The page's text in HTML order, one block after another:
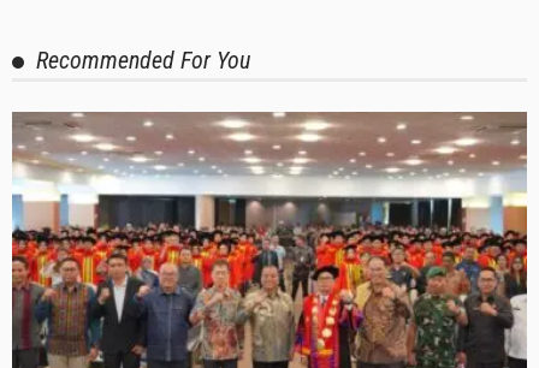
Recommended For You